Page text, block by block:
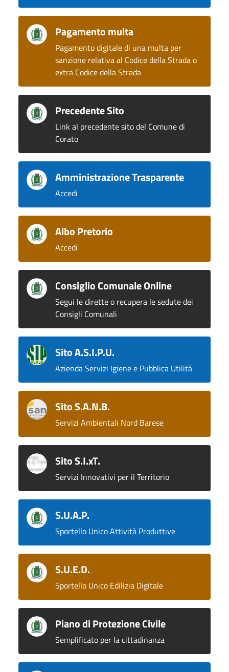
Pagamento multa
Pagamento digitale di una multa per
sanzione relativa al Codice della Strada o
extra Codice della Strada
Precedente Sito
Link al precedente sito del Comune di
Corato
Amministrazione Trasparente
Accedi
Albo Pretorio
Accedi
Consiglio Comunale Online
Segui le dirette o recupera le sedute dei
Consigli Comunali
Sito A.S.I.P.U.
Azienda Servizi Igiene e Pubblica Utilità
Sito S.A.N.B.
Servizi Ambientali Nord Barese
Sito S.I.xT.
Servizi Innovativi per il Territorio
S.U.A.P.
Sportello Unico Attività Produttive
S.U.E.D.
Sportello Unico Edilizia Digitale
Piano di Protezione Civile
Semplificato per la cittadinanza